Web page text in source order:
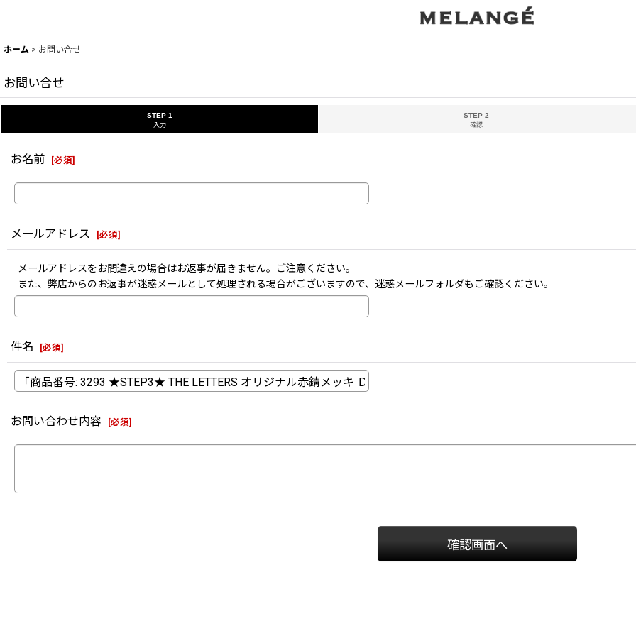
ホーム > お問い合せ
お問い合せ
STEP 1
入力
STEP 2
確認
お名前 [必須]
メールアドレス [必須]
メールアドレスをお間違えの場合はお返事が届きません。ご注意ください。
また、弊店からのお返事が迷惑メールとして処理される場合がございますので、迷惑メールフォルダもご確認ください。
件名 [必須]
お問い合わせ内容 [必須]
確認画面へ